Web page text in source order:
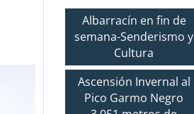
Albarracín en fin de
semana-Senderismo y
Cultura
Ascensión Invernal al
Pico Garmo Negro